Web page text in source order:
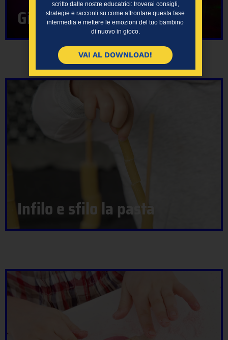
Giochiamo con la luce
Infilo e sfilo la pasta
scritto dalle nostre educatrici: troverai consigli,
strategie e racconti su come affrontare questa fase
intermedia e mettere le emozioni del tuo bambino
di nuovo in gioco.
VAI AL DOWNLOAD!